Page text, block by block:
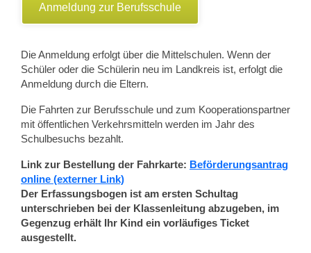
Anmeldung zur Berufsschule
Die Anmeldung erfolgt über die Mittelschulen. Wenn der
Schüler oder die Schülerin neu im Landkreis ist, erfolgt die
Anmeldung durch die Eltern.
Die Fahrten zur Berufsschule und zum Kooperationspartner
mit öffentlichen Verkehrsmitteln werden im Jahr des
Schulbesuchs bezahlt.
Link zur Bestellung der Fahrkarte: Beförderungsantrag
online (externer Link)
Der Erfassungsbogen ist am ersten Schultag
unterschrieben bei der Klassenleitung abzugeben, im
Gegenzug erhält Ihr Kind ein vorläufiges Ticket
ausgestellt.